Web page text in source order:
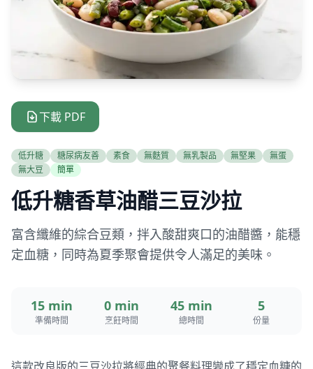
下載 PDF
低升糖 糖尿病友善 素食 無麩質 無乳製品 無堅果
無蛋
無大豆
簡單
低升糖香草油醋三豆沙拉
富含纖維的綜合豆類，拌入酸甜爽口的油醋醬，能穩
定血糖，同時為夏季聚會提供令人滿足的美味。
15 min
準備時間
0 min
烹飪時間
45 min
總時間
5
份量